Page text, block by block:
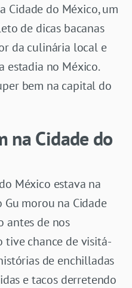
Cidade do México, um
de dicas bacanas
da culinária local e
estadia no México.
bem na capital do
na Cidade do
México estava na
morou na Cidade
antes de nos
tive chance de visitá-
de enchilladas
e tacos derretendo